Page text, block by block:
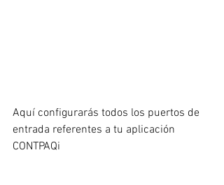
Aquí configurarás todos los puertos de
entrada referentes a tu aplicación
CONTPAQi